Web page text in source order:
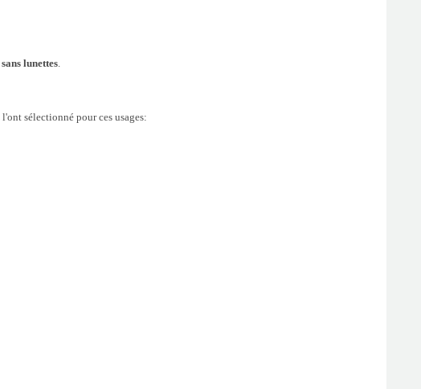
lunettes.
sélectionné pour ces usages: